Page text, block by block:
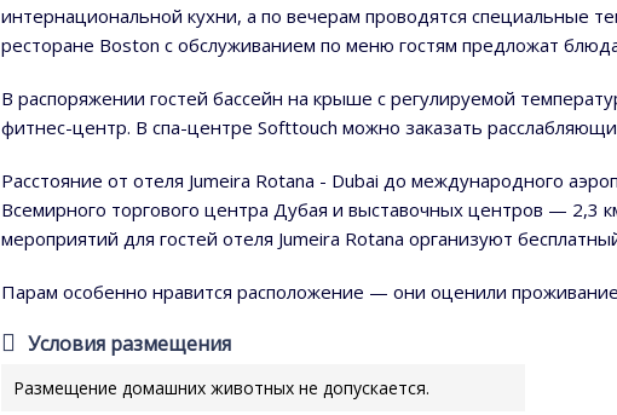
интернациональной кухни, а по вечерам проводятся специальные
ресторане Boston с обслуживанием по меню гостям предложат
В распоряжении гостей бассейн на крыше с регулируемой
фитнес-центр. В спа-центре Softtouch можно заказать
Расстояние от отеля Jumeira Rotana - Dubai до международного
Всемирного торгового центра Дубая и выставочных центров — 2,3
мероприятий для гостей отеля Jumeira Rotana организуют
Парам особенно нравится расположение — они оценили
Условия размещения
Размещение домашних животных не допускается.